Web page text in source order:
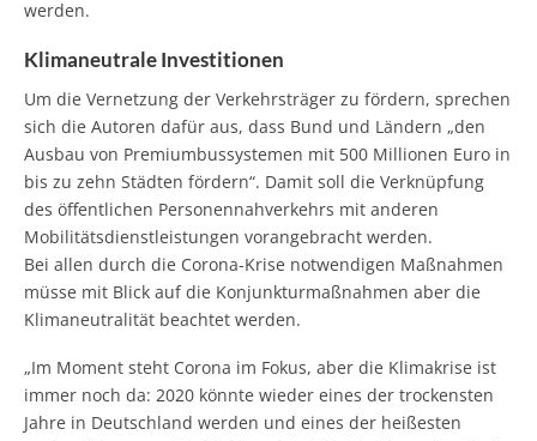
werden.
Klimaneutrale Investitionen
Um die Vernetzung der Verkehrsträger zu fördern, sprechen
sich die Autoren dafür aus, dass Bund und Ländern „den
Ausbau von Premiumbussystemen mit 500 Millionen Euro in
bis zu zehn Städten fördern“. Damit soll die Verknüpfung
des öffentlichen Personennahverkehrs mit anderen
Mobilitätsdienstleistungen vorangebracht werden.
Bei allen durch die Corona-Krise notwendigen Maßnahmen
müsse mit Blick auf die Konjunkturmaßnahmen aber die
Klimaneutralität beachtet werden.
„Im Moment steht Corona im Fokus, aber die Klimakrise ist
immer noch da: 2020 könnte wieder eines der trockensten
Jahre in Deutschland werden und eines der heißesten